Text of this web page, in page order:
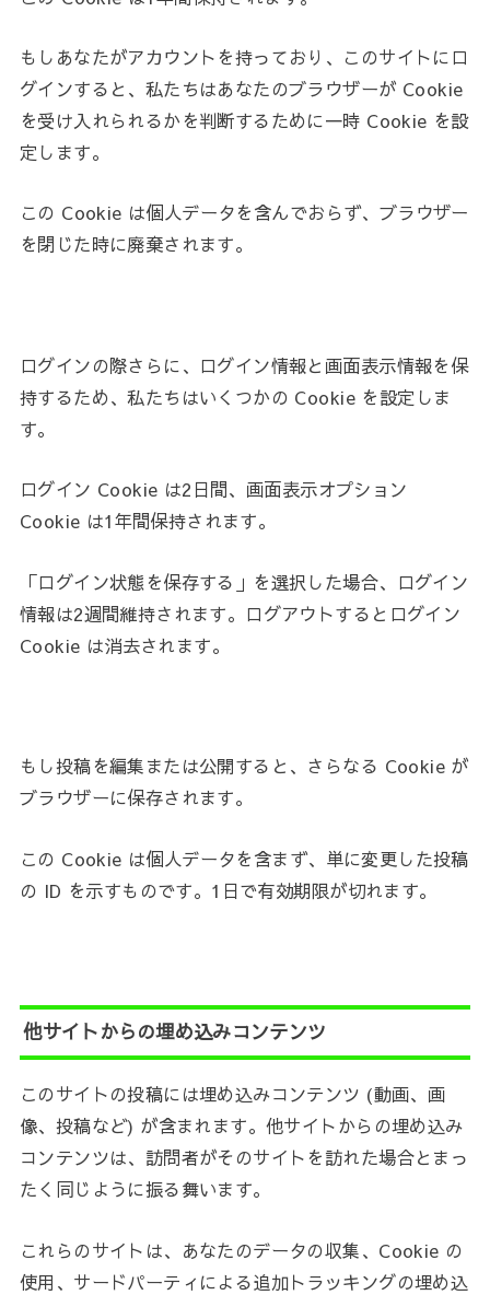
もしあなたがアカウントを持っており、このサイトにロ
グインすると、私たちはあなたのブラウザーが Cookie
を受け入れられるかを判断するために一時 Cookie を設
定します。
この Cookie は個人データを含んでおらず、ブラウザー
を閉じた時に廃棄されます。
ログインの際さらに、ログイン情報と画面表示情報を保
持するため、私たちはいくつかの Cookie を設定しま
す。
ログイン Cookie は2日間、画面表示オプション
Cookie は1年間保持されます。
「ログイン状態を保存する」を選択した場合、ログイン
情報は2週間維持されます。ログアウトするとログイン
Cookie は消去されます。
もし投稿を編集または公開すると、さらなる Cookie が
ブラウザーに保存されます。
この Cookie は個人データを含まず、単に変更した投稿
の ID を示すものです。1日で有効期限が切れます。
他サイトからの埋め込みコンテンツ
このサイトの投稿には埋め込みコンテンツ (動画、画
像、投稿など) が含まれます。他サイトからの埋め込み
コンテンツは、訪問者がそのサイトを訪れた場合とまっ
たく同じように振る舞います。
これらのサイトは、あなたのデータの収集、Cookie の
使用、サードパーティによる追加トラッキングの埋め込